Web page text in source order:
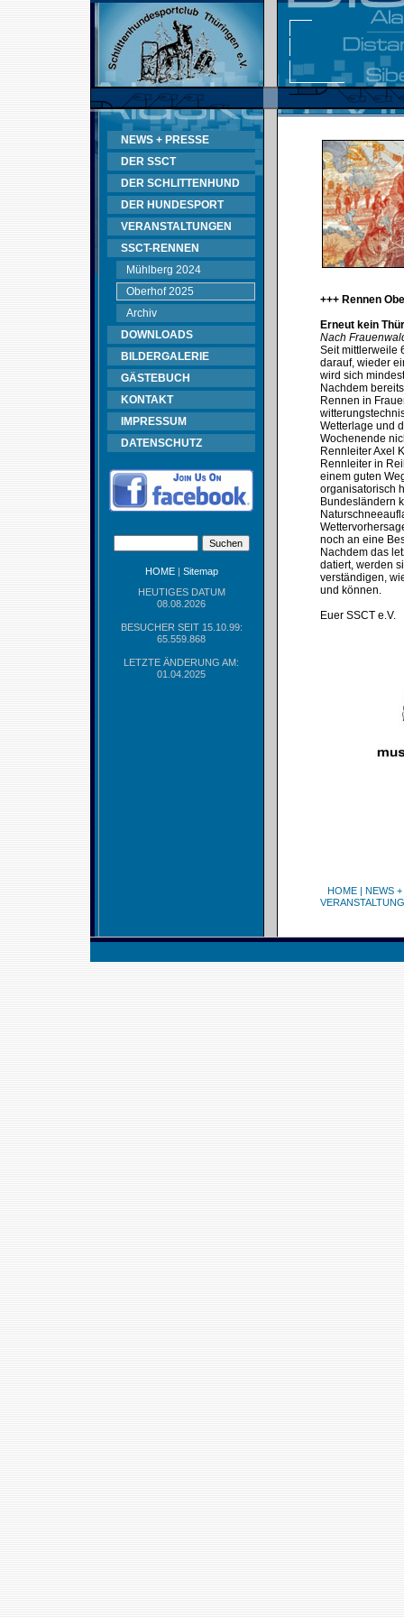
NEWS + PRESSE
DER SSCT
DER SCHLITTENHUND
DER HUNDESPORT
VERANSTALTUNGEN
SSCT-RENNEN
Mühlberg 2024
Oberhof 2025
Archiv
DOWNLOADS
BILDERGALERIE
GÄSTEBUCH
KONTAKT
IMPRESSUM
DATENSCHUTZ
HOME| Sitemap
HEUTIGES DATUM
08.08.2026
BESUCHER SEIT 15.10.99:
65.559.868
LETZTE ÄNDERUNG AM:
01.04.2025
+++ Rennen
Erneut kein
Nach
Seit mittlerweile
darauf, wieder
wird sich
Nachdem
Rennen in
Wetterlage und
Wochenende
Rennleiter Axel
Rennleiter in
einem guten
organisatorisch
Bundesländern
noch an eine
Nachdem das
datiert, werden
verständigen,
und können.
Euer SSCT e.V.
HOME| NEWS